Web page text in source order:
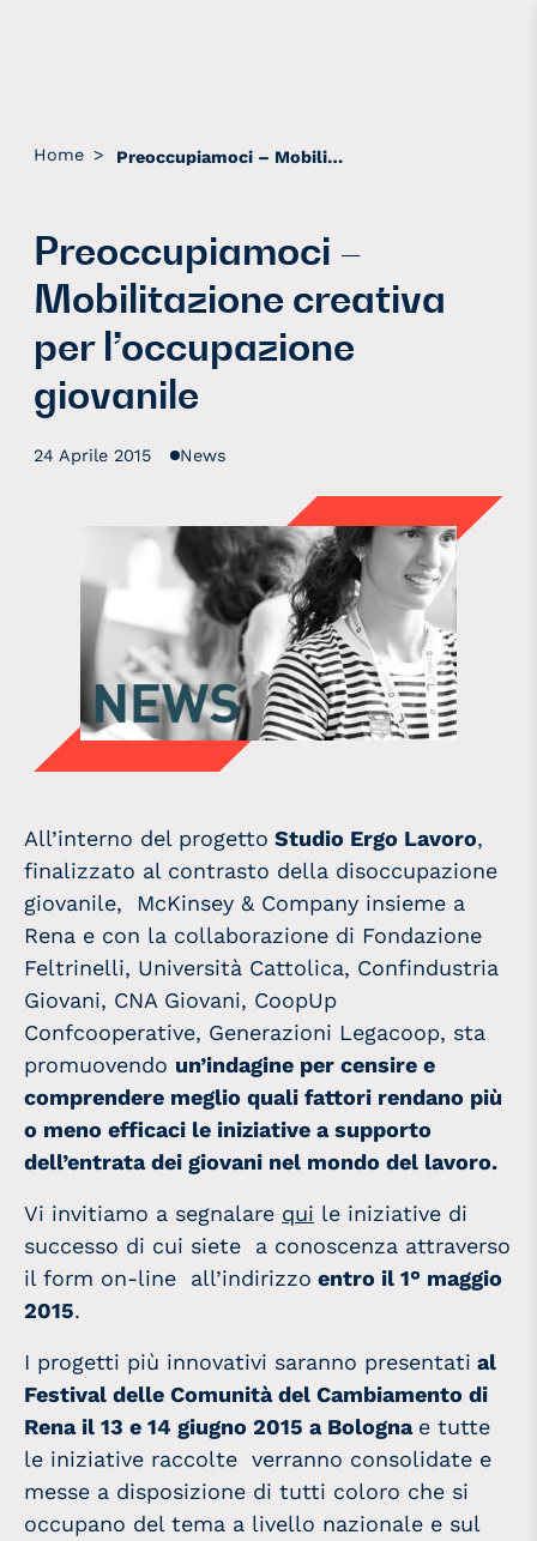
Home > Preoccupiamoci – Mobilitazione creativa per l’occupazione giovanile
Preoccupiamoci –
Mobilitazione creativa
per l’occupazione
giovanile
24 Aprile 2015 News
All’interno del progetto Studio Ergo Lavoro,
finalizzato al contrasto della disoccupazione
giovanile, McKinsey & Company insieme a
Rena e con la collaborazione di Fondazione
Feltrinelli, Università Cattolica, Confindustria
Giovani, CNA Giovani, CoopUp
Confcooperative, Generazioni Legacoop, sta
promuovendo un’indagine per censire e
comprendere meglio quali fattori rendano più
o meno efficaci le iniziative a supporto
dell’entrata dei giovani nel mondo del lavoro.
Vi invitiamo a segnalare qui le iniziative di
successo di cui siete a conoscenza attraverso
il form on-line all’indirizzo entro il 1° maggio
2015.
I progetti più innovativi saranno presentati al
Festival delle Comunità del Cambiamento di
Rena il 13 e 14 giugno 2015 a Bologna e tutte
le iniziative raccolte verranno consolidate e
messe a disposizione di tutti coloro che si
occupano del tema a livello nazionale e sul